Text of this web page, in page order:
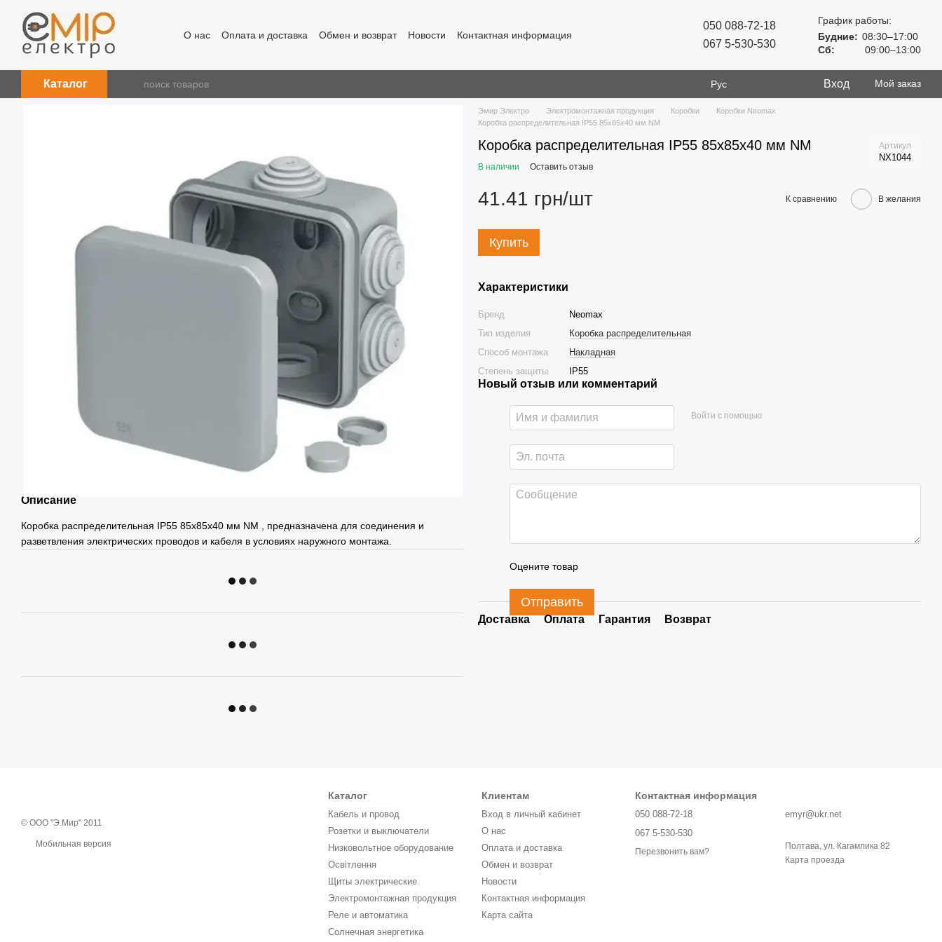
Перейти к основному контенту
О нас Оплата и доставка Обмен и возврат Новости Контактная информация
050 088-72-18
067 5-530-530
График работы:
Будние: 08:30–17:00
Сб:
09:00–13:00
Каталог Рус Вход Мой заказ
Описание
Коробка распределительная IP55 85х85х40 мм NM , предназначена для соединения и
разветвления электрических проводов и кабеля в условиях наружного монтажа.
Эмир Электро Электромонтажная продукция Коробки
Коробки Neomax
Коробка распределительная IP55 85х85х40 мм NM
Коробка распределительная IP55 85х85х40 мм NM Артикул
NX1044
В наличии Оставить отзыв
41.41 грн/шт К сравнению В желания
Купить
Характеристики
Бренд
Neomax
Тип изделия
Коробка распределительная
Способ монтажа
Накладная
Степень защиты
IP55
Новый отзыв или комментарий
Войти с помощью
Оцените товар
Отправить
Доставка Оплата Гарантия Возврат
© ООО "Э.Мир" 2011
Мобильная версия
Каталог
Кабель и провод
Розетки и выключатели
Низковольтное оборудование
Освітлення
Щиты электрические
Электромонтажная продукция
Реле и автоматика
Солнечная энергетика
Клиентам
Вход в личный кабинет
О нас
Оплата и доставка
Обмен и возврат
Новости
Контактная информация
Карта сайта
Контактная информация
050 088-72-18
067 5-530-530
Перезвонить вам?
emyr@ukr.net
Полтава, ул. Кагамлика 82
Карта проезда